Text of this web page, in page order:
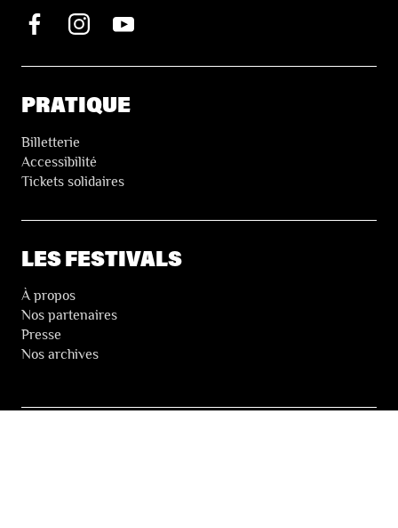
PRATIQUE
Billetterie
Accessibilité
Tickets solidaires
LES FESTIVALS
À propos
Nos partenaires
Presse
Nos archives